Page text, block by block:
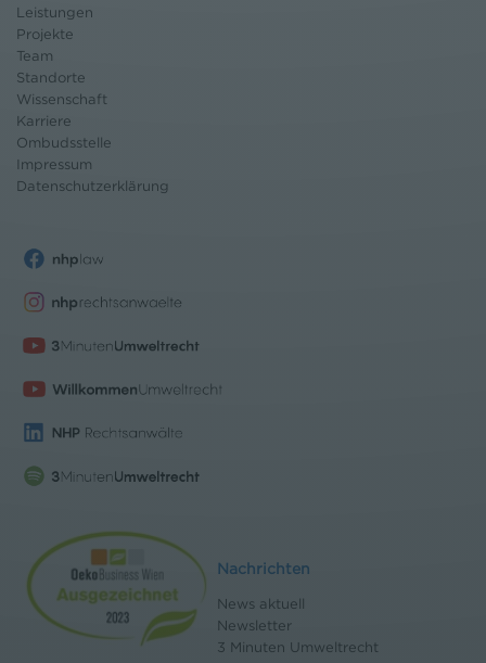
Leistungen
Projekte
Team
Standorte
Wissenschaft
Karriere
Ombudsstelle
Impressum
Datenschutzerklärung
Nachrichten
News aktuell
Newsletter
3 Minuten Umweltrecht